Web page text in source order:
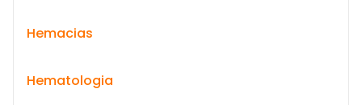
Hemacias
Hematologia